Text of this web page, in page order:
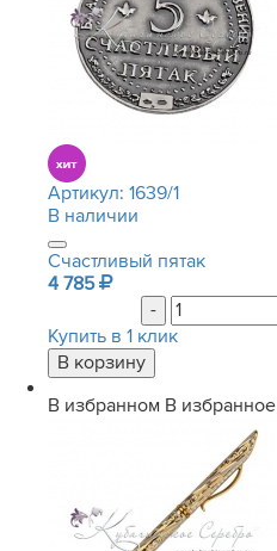
Артикул: 1639/1
В наличии
Счастливый пятак
4 785
-
Купить в 1 клик
В избранном В избранное